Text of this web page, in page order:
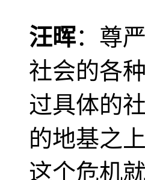
汪晖：尊
社会的各
过具体的
的地基之
这个危机